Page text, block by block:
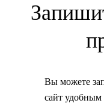
Вы можете
сайт